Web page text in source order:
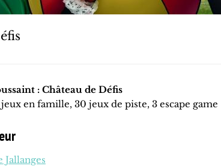
: Château de Défis
en famille, 30 jeux de piste, 3 escape game
Jallanges